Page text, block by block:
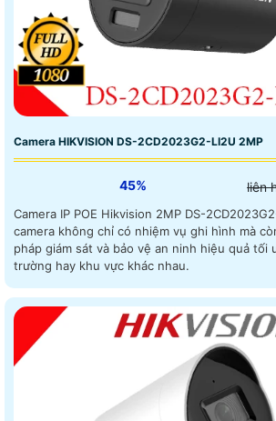
Camera HIKVISION DS-2CD2023G2-LI2U 2MP
45% liên
Camera IP POE Hikvision 2MP DS-
camera không chỉ có nhiệm vụ ghi hình mà
pháp giám sát và bảo vệ an ninh hiệu quả tối
trường hay khu vực khác nhau.